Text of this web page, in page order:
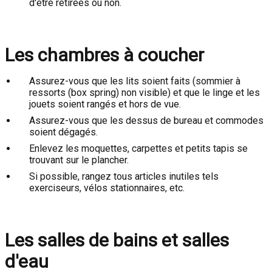
d'être retirées ou non.
Les chambres à coucher
Assurez-vous que les lits soient faits (sommier à
ressorts (box spring) non visible) et que le linge et les
jouets soient rangés et hors de vue.
Assurez-vous que les dessus de bureau et commodes
soient dégagés.
Enlevez les moquettes, carpettes et petits tapis se
trouvant sur le plancher.
Si possible, rangez tous articles inutiles tels
exerciseurs, vélos stationnaires, etc.
Les salles de bains et salles
d'eau